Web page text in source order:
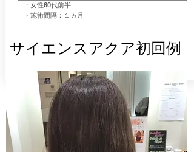
・女性60代前半
・施術間隔：１ヵ月
サイエンスアクア初回例